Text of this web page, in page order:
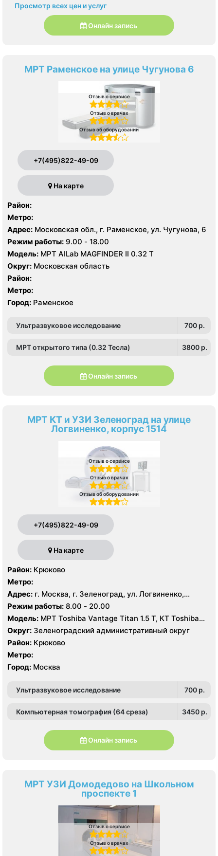
Просмотр всех цен и услуг
Онлайн запись
МРТ Раменское на улице Чугунова 6
Отзыв о сервисе
Отзыв о врачах
Отзыв об оборудовании
+7(495)822-49-09
На карте
Район:
Метро:
Адрес: Московская обл., г. Раменское, ул. Чугунова, 6
Режим работы: 9.00 - 18.00
Модель: МРТ AILab MAGFINDER II 0.32 Т
Округ: Московская область
Район:
Метро:
Город: Раменское
Ультразвуковое исследование 700 p.
МРТ открытого типа (0.32 Тесла) 3800 p.
Онлайн запись
МРТ КТ и УЗИ Зеленоград на улице
Логвиненко, корпус 1514
Отзыв о сервисе
Отзыв о врачах
Отзыв об оборудовании
+7(495)822-49-09
На карте
Район: Крюково
Метро:
Адрес: г. Москва, г. Зеленоград, ул. Логвиненко,
корпус 1514
Режим работы: 8.00 - 20.00
Модель: МРТ Toshiba Vantage Titan 1.5 Т, КТ Toshiba
Aquilion Prime CXL 32 среза, УЗИ Toshiba Aplio 500
Округ: Зеленоградский административный округ
Район: Крюково
Метро:
Город: Москва
Ультразвуковое исследование 700 p.
Компьютерная томография (64 среза) 3450 p.
Онлайн запись
МРТ УЗИ Домодедово на Школьном
проспекте 1
Отзыв о сервисе
Отзыв о врачах